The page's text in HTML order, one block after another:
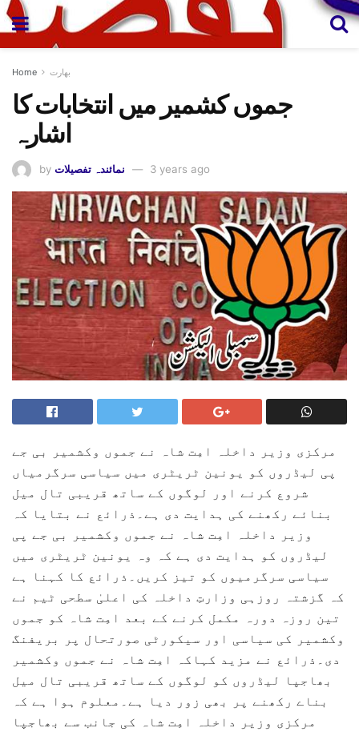
Home بھارت
جموں کشمیر میں انتخابات کا
اشارہ
by نمائندہ تفصیلات 3 years ago
مرکزی وزیر داخلہ امِت شاہ نے جموں وکشمیر بی جے
پی لیڈروں کو یونین ٹریٹری میں سیاسی سرگرمیاں
شروع کرنے اور لوگوں کے ساتھ قریبی تال میل
بنائے رکھنے کی ہدایت دی ہے۔ذرائع نے بتایا کہ
وزیر داخلہ امِت شاہ نے جموں وکشمیر بی جے پی
لیڈروں کو ہدایت دی ہے کہ وہ یونین ٹریٹری میں
سیاسی سرگرمیوں کو تیز کریں۔ذرائع کا کہنا ہے
کہ گزشتہ روزہی وزارتِ داخلہ کی اعلیٰ سطحی ٹیم نے
تین روزہ دورہ مکمل کرنے کے بعد امِت شاہ کو جموں
وکشمیر کی سیاسی اور سیکورٹی صورتحال پر بریفنگ
دی۔ذرائع نے مزید کہاکہ امِت شاہ نے جموں وکشمیر
بھاجپا لیڈروں کو لوگوں کے ساتھ قریبی تال میل
بناے رکھنے پر بھی زور دیا ہے۔معلوم ہوا ہے کہ
مرکزی وزیر داخلہ امِت شاہ کی جانب سے بھاجپا